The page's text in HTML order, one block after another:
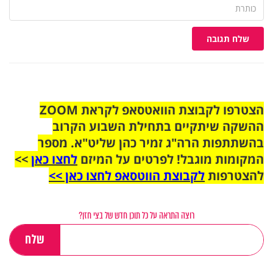
שלח תגובה
הצטרפו לקבוצת הוואטסאפ לקראת ZOOM
ההשקה שיתקיים בתחילת השבוע הקרוב
בהשתתפות הרה"ג זמיר כהן שליט"א. מספר
המקומות מוגבל! לפרטים על המיזם לחצו כאן>>
להצטרפותלקבוצת הווטסאפ לחצו כאן >>
רוצה התראה על כל תוכן חדש של בצי חזן?